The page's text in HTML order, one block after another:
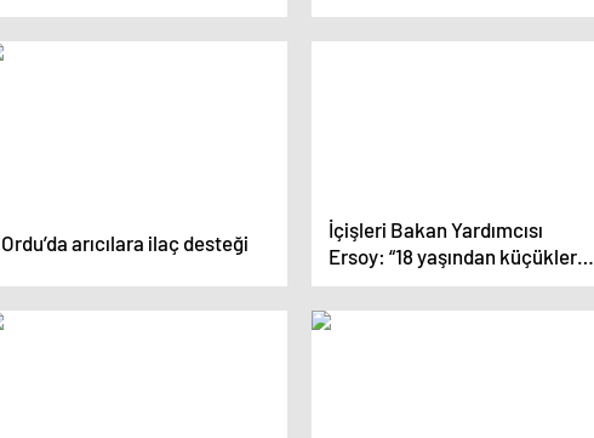
Mersin’ projesiyle sektöre 80
tır şoförü kazandırmayı
hedefliyor
Programı
Ordu’da arıcılara ilaç desteği
İçişleri Bakan Yardımcısı
Ersoy: “18 yaşından küçüklerin
seçim materyali dağıtmasına
izin vermeyeceğiz”